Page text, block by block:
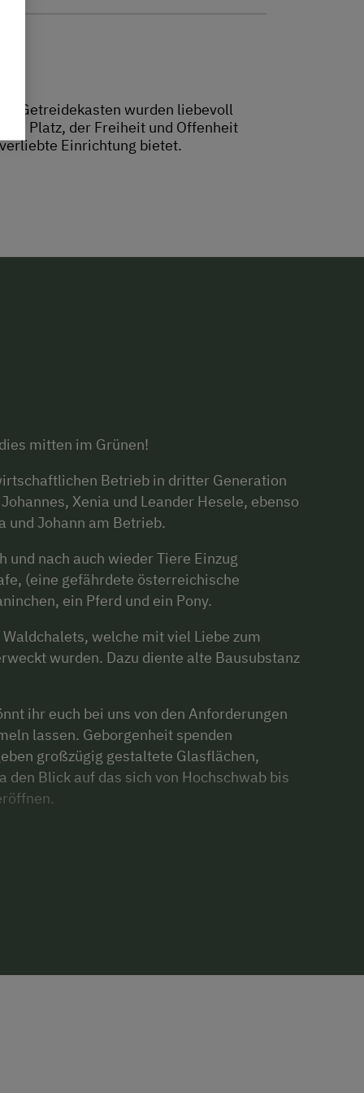
Getreidekasten wurden liebevoll
Platz, der Freiheit und Offenheit
Einrichtung bietet.
mitten im Grünen!
Betrieb in dritter Generation
Xenia und Leander Hesele, ebenso
und Johann am Betrieb.
und nach auch wieder Tiere Einzug
(eine gefährdete österreichische
ein Pferd und ein Pony.
welche mit viel Liebe zum
wurden. Dazu diente alte Bausubstanz
ihr euch bei uns von den Anforderungen
lassen. Geborgenheit spenden
großzügig gestaltete Glasflächen,
den Blick auf das sich von Hochschwab bis
Folge bieten wir auch ein Gebäckservice
ihr mit verschiedenen Arbeiten rund